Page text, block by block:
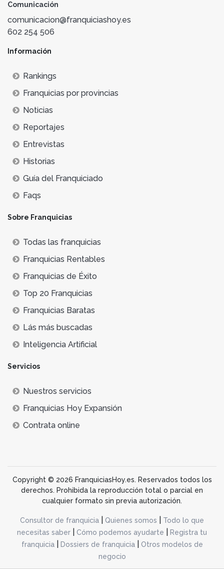
Comunicación
comunicacion@franquiciashoy.es
602 254 506
Información
Rankings
Franquicias por provincias
Noticias
Reportajes
Entrevistas
Historias
Guía del Franquiciado
Faqs
Sobre Franquicias
Todas las franquicias
Franquicias Rentables
Franquicias de Éxito
Top 20 Franquicias
Franquicias Baratas
Lás más buscadas
Inteligencia Artificial
Servicios
Nuestros servicios
Franquicias Hoy Expansión
Contrata online
Copyright © 2026 FranquiciasHoy.es. Reservados todos los
derechos. Prohibida la reproducción total o parcial en
cualquier formato sin previa autorización.
Consultor de franquicia Quienes somos
Todo lo que
necesitas saber
Cómo podemos ayudarte
Registra tu
franquicia| Dossiers de franquicia|
Otros modelos de
negocio